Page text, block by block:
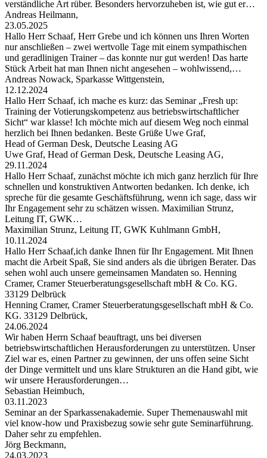
verständliche Art rüber. Besonders hervorzuheben ist, wie gut er…
Andreas Heilmann,
23.05.2025
Hallo Herr Schaaf, Herr Grebe und ich können uns Ihren Worten
nur anschließen – zwei wertvolle Tage mit einem sympathischen
und geradlinigen Trainer – das konnte nur gut werden! Das harte
Stück Arbeit hat man Ihnen nicht angesehen – wohlwissend,…
Andreas Nowack, Sparkasse Wittgenstein,
12.12.2024
Hallo Herr Schaaf, ich mache es kurz: das Seminar „Fresh up:
Training der Votierungskompetenz aus betriebswirtschaftlicher
Sicht“ war klasse! Ich möchte mich auf diesem Weg noch einmal
herzlich bei Ihnen bedanken. Beste Grüße Uwe Graf,
Head of German Desk, Deutsche Leasing AG
Uwe Graf, Head of German Desk, Deutsche Leasing AG,
29.11.2024
Hallo Herr Schaaf, zunächst möchte ich mich ganz herzlich für Ihre
schnellen und konstruktiven Antworten bedanken. Ich denke, ich
spreche für die gesamte Geschäftsführung, wenn ich sage, dass wir
Ihr Engagement sehr zu schätzen wissen. Maximilian Strunz,
Leitung IT, GWK…
Maximilian Strunz, Leitung IT, GWK Kuhlmann GmbH,
10.11.2024
Hallo Herr Schaaf,ich danke Ihnen für Ihr Engagement. Mit Ihnen
macht die Arbeit Spaß, Sie sind anders als die übrigen Berater. Das
sehen wohl auch unsere gemeinsamen Mandaten so. Henning
Cramer, Cramer Steuerberatungsgesellschaft mbH & Co. KG.
33129 Delbrück
Henning Cramer, Cramer Steuerberatungsgesellschaft mbH & Co.
KG. 33129 Delbrück,
24.06.2024
Wir haben Herrn Schaaf beauftragt, uns bei diversen
betriebswirtschaftlichen Herausforderungen zu unterstützen. Unser
Ziel war es, einen Partner zu gewinnen, der uns offen seine Sicht
der Dinge vermittelt und uns klare Strukturen an die Hand gibt, wie
wir unsere Herausforderungen…
Sebastian Heimbuch,
03.11.2023
Seminar an der Sparkassenakademie. Super Themenauswahl mit
viel know-how und Praxisbezug sowie sehr gute Seminarführung.
Daher sehr zu empfehlen.
Jörg Beckmann,
24.03.2023